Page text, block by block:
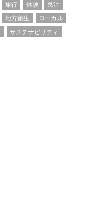
旅行 体験
民泊
地方創生
ローカル
サステナビリティ